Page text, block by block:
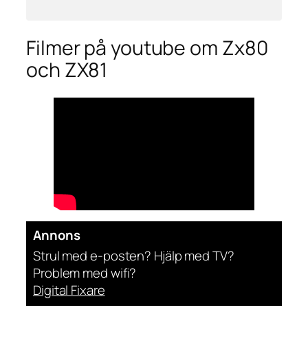
Filmer på youtube om Zx80
och ZX81
Annons
Strul med e-posten? Hjälp med TV?
Problem med wifi?
Digital Fixare